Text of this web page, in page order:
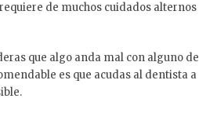
de muchos cuidados alternos
que algo anda mal con alguno de
es que acudas al dentista a